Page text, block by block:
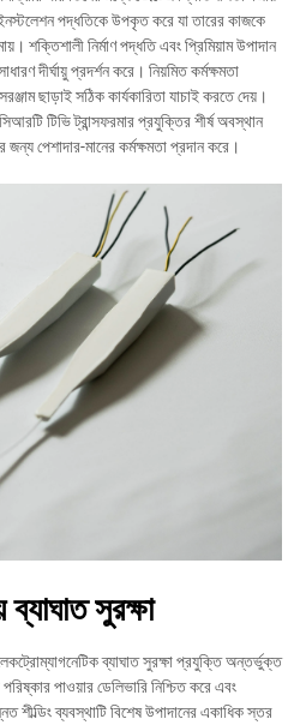
ইনস্টলেশন পদ্ধতিকে উপকৃত করে যা তারের কাজকে
শক্তিশালী নির্মাণ পদ্ধতি এবং প্রিমিয়াম উপাদান
দীর্ঘায়ু প্রদর্শন করে। নিয়মিত কর্মক্ষমতা
ছাড়াই সঠিক কার্যকারিতা যাচাই করতে দেয়।
টিভি ট্রান্সফরমার প্রযুক্তির শীর্ষ অবস্থান
পেশাদার-মানের কর্মক্ষমতা প্রদান করে।
সুরক্ষা
ব্যাঘাত সুরক্ষা প্রযুক্তি অন্তর্ভুক্ত
পাওয়ার ডেলিভারি নিশ্চিত করে এবং
ব্যবস্থাটি বিশেষ উপাদানের একাধিক স্তর